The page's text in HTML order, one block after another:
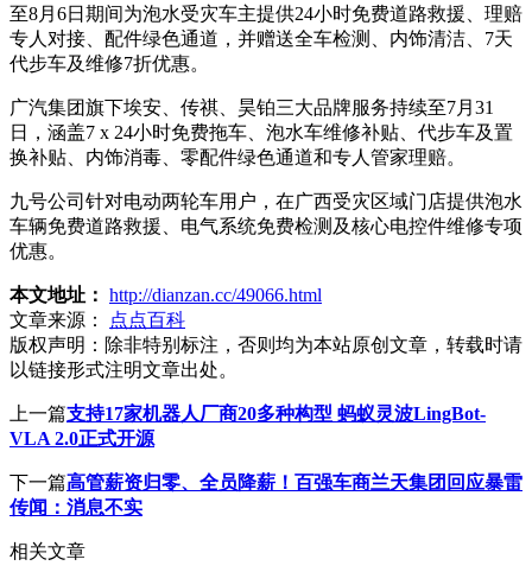
至8月6日期间为泡水受灾车主提供24小时免费道路救援、理赔
专人对接、配件绿色通道，并赠送全车检测、内饰清洁、7天
代步车及维修7折优惠。
广汽集团旗下埃安、传祺、昊铂三大品牌服务持续至7月31
日，涵盖7 x 24小时免费拖车、泡水车维修补贴、代步车及置
换补贴、内饰消毒、零配件绿色通道和专人管家理赔。
九号公司针对电动两轮车用户，在广西受灾区域门店提供泡水
车辆免费道路救援、电气系统免费检测及核心电控件维修专项
优惠。
本文地址： http://dianzan.cc/49066.html
文章来源：
点点百科
版权声明： 除非特别标注，否则均为本站原创文章，转载时请
以链接形式注明文章出处。
上一篇支持17家机器人厂商20多种构型 蚂蚁灵波LingBot-
VLA 2.0正式开源
下一篇高管薪资归零、全员降薪！百强车商兰天集团回应暴雷
传闻：消息不实
相关文章